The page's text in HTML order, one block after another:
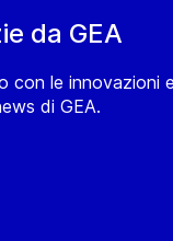
da GEA
con le innovazioni
di GEA.